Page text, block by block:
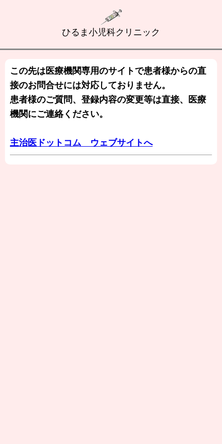
ひるま小児科クリニック
この先は医療機関専用のサイトで患者様からの直
接のお問合せには対応しておりません。
患者様のご質問、登録内容の変更等は直接、医療
機関にご連絡ください。
主治医ドットコム ウェブサイトへ